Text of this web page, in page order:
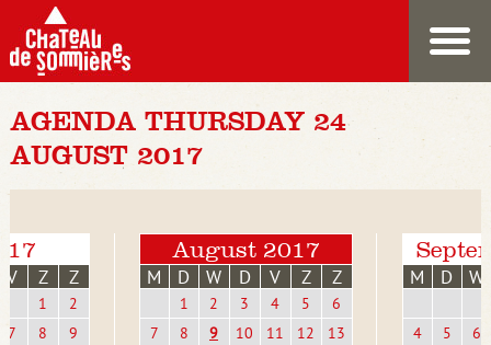
AGENDA THURSDAY 24
AUGUST 2017
V Z Z
1
2
7
8
9
August 2017
M D W D V Z Z
1 2 3 4 5
6
7
8 9 10 11 12
13
M D W
4 5
6